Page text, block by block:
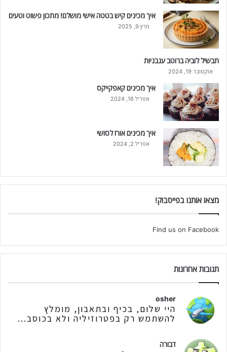
איך מכינים קיש בטטה אישי מושלם! מתכון פשוט וטעים
מרץ 9, 2025
תבשיל לוביה ברוטב עגבניות
אוקטובר 19, 2024
איך מכינים קאפקייקס
אפריל 16, 2024
איך מכינים אורז לסושי
אפריל 2, 2024
מצאו אותנו בפייסבוק!
Find us on Facebook
תגובות אחרונות
osher
היי שלום, בכיף ובתאבון, מומלץ
להשתמש רק בפטרוזיליה ולא בכוסב...
דבורה